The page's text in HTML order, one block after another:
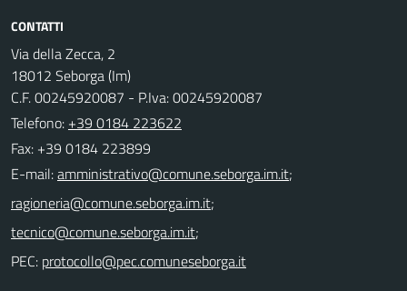
CONTATTI
Via della Zecca, 2
18012 Seborga (Im)
C.F. 00245920087 - P.Iva: 00245920087
Telefono: +39 0184 223622
Fax: +39 0184 223899
E-mail:
;
;
;
PEC: